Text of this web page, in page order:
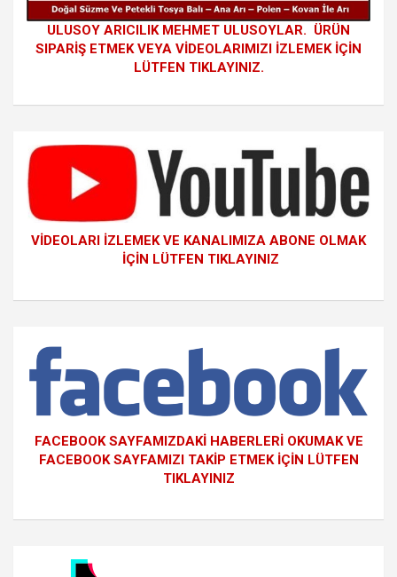
ULUSOY ARICILIK MEHMET ULUSOYLAR. ÜRÜN
SIPARİŞ ETMEK VEYA VİDEOLARIMIZI İZLEMEK İÇİN
LÜTFEN TIKLAYINIZ.
VİDEOLARI İZLEMEK VE KANALIMIZA ABONE OLMAK
İÇİN LÜTFEN TIKLAYINIZ
FACEBOOK SAYFAMIZDAKİ HABERLERİ OKUMAK VE
FACEBOOK SAYFAMIZI TAKİP ETMEK İÇİN LÜTFEN
TIKLAYINIZ